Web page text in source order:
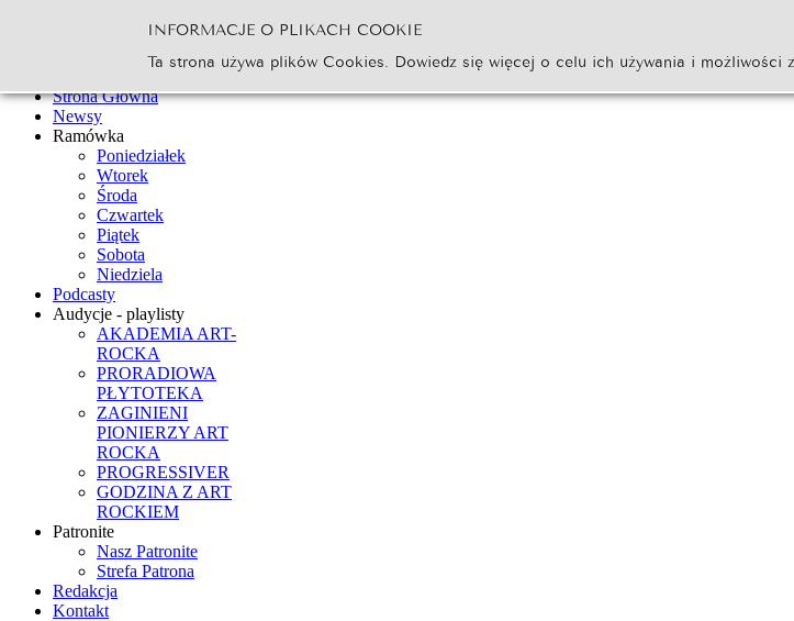
Go
Strona Główna
Newsy
Ramówka
Poniedziałek
Wtorek
Środa
Czwartek
Piątek
Sobota
Niedziela
Podcasty
Audycje - playlisty
AKADEMIA ART-
ROCKA
PRORADIOWA
PŁYTOTEKA
ZAGINIENI
PIONIERZY ART
ROCKA
PROGRESSIVER
GODZINA Z ART
ROCKIEM
Patronite
Nasz Patronite
Strefa Patrona
Redakcja
Kontakt
INFORMACJE O PLIKACH COOKIE
Ta strona używa plików Cookies. Dowiedz się więcej o celu ich używania i